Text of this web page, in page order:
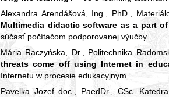
Alexandra Arendášová, Ing., PhD.,
Multimedia didactic software as a part
súčasť počítačom podporovanej výučby
Mária Raczyńska, Dr., Politechnika
threats come off using Internet in
Internetu w procesie edukacyjnym
Pavelka Jozef doc., PaedDr., CSc.